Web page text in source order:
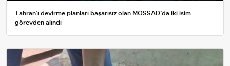
Tahran’ı devirme planları başarısız olan MOSSAD’da iki isim
görevden alındı